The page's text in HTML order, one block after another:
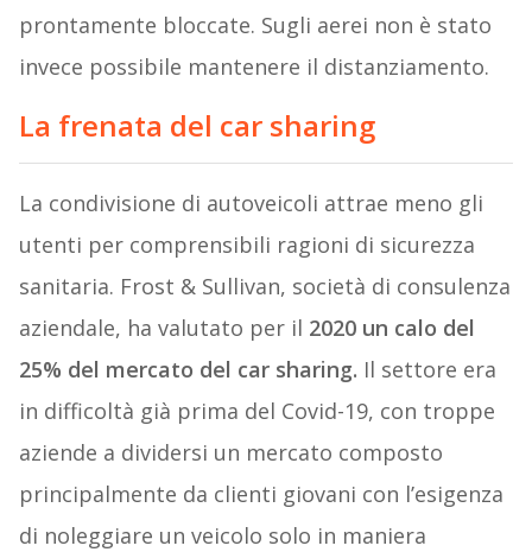
prontamente bloccate. Sugli aerei non è stato
invece possibile mantenere il distanziamento.
La frenata del car sharing
La condivisione di autoveicoli attrae meno gli
utenti per comprensibili ragioni di sicurezza
sanitaria. Frost & Sullivan, società di consulenza
aziendale, ha valutato per il 2020 un calo del
25% del mercato del car sharing. Il settore era
in difficoltà già prima del Covid-19, con troppe
aziende a dividersi un mercato composto
principalmente da clienti giovani con l’esigenza
di noleggiare un veicolo solo in maniera